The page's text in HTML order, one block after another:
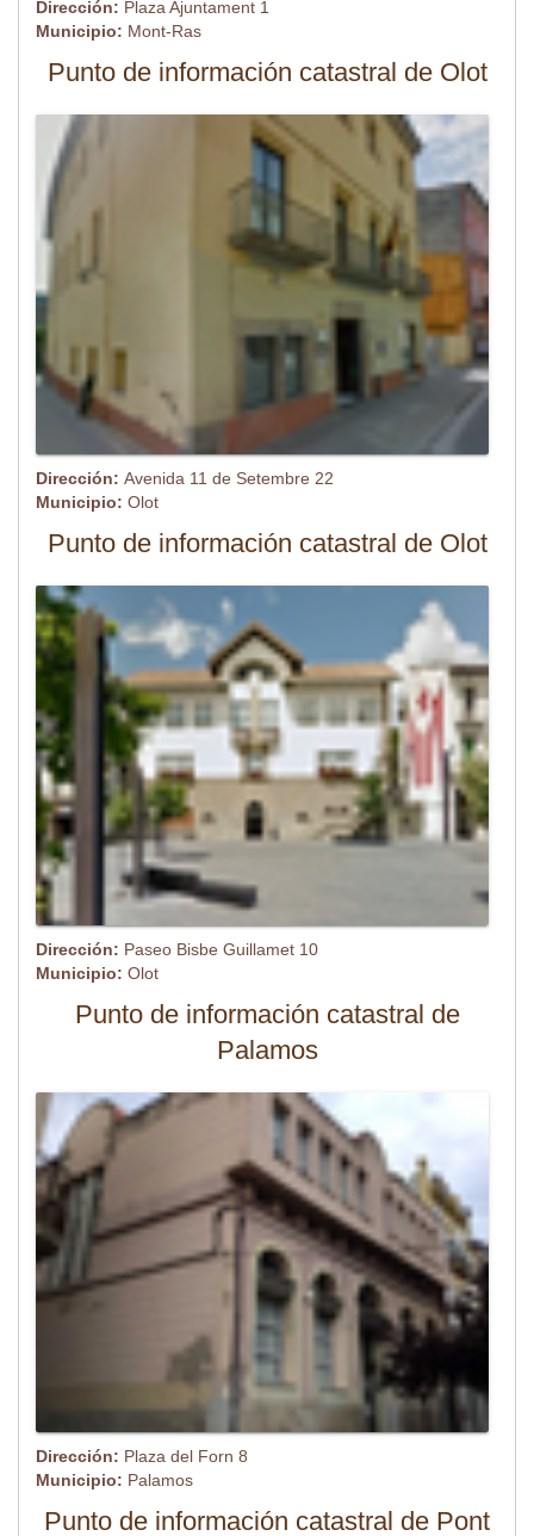
Dirección: Plaza Ajuntament 1
Municipio: Mont-Ras
Punto de información catastral de Olot
Dirección: Avenida 11 de Setembre 22
Municipio: Olot
Punto de información catastral de Olot
Dirección: Paseo Bisbe Guillamet 10
Municipio: Olot
Punto de información catastral de
Palamos
Dirección: Plaza del Forn 8
Municipio: Palamos
Punto de información catastral de Pont